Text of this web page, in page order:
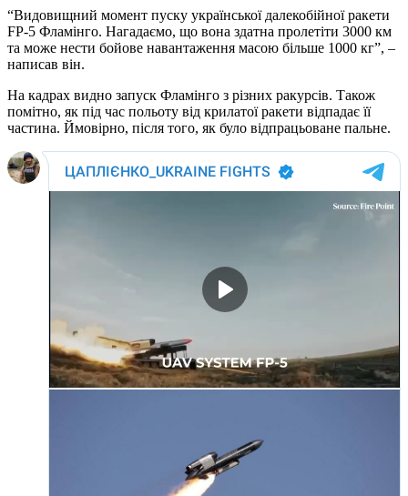
“Видовищний момент пуску української далекобійної ракети
FP-5 Фламінго. Нагадаємо, що вона здатна пролетіти 3000 км
та може нести бойове навантаження масою більше 1000 кг”, –
написав він.
На кадрах видно запуск Фламінго з різних ракурсів. Також
помітно, як під час польоту від крилатої ракети відпадає її
частина. Ймовірно, після того, як було відпрацьоване пальне.